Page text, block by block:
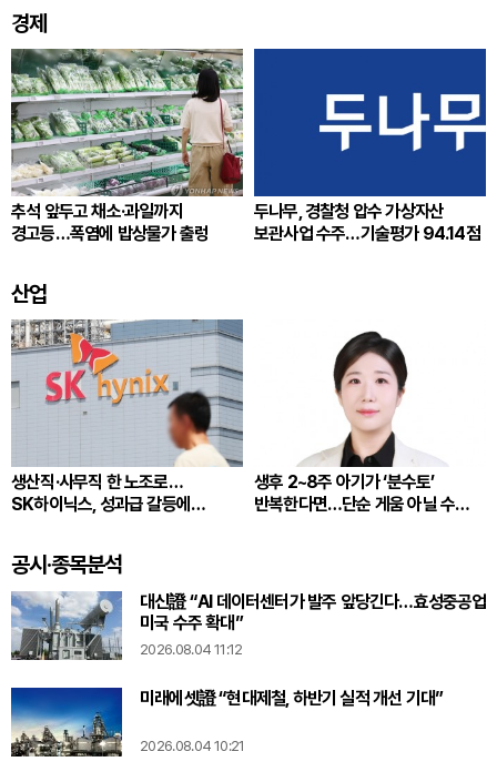
경제
추석 앞두고 채소·과일까지
경고등…폭염에 밥상물가 출렁
두나무, 경찰청 압수 가상자산
보관사업 수주…기술평가 94.14점
산업
생산직·사무직 한 노조로…
SK하이닉스, 성과급 갈등에
생후 2~8주 아기가 ‘분수토’
반복한다면…단순 게움 아닐 수
공시·종목분석
대신證 “AI 데이터센터가 발주 앞당긴다…효성중공업
미국 수주 확대”
2026.08.04 11:12
미래에셋證 “현대제철, 하반기 실적 개선 기대”
2026.08.04 10:21